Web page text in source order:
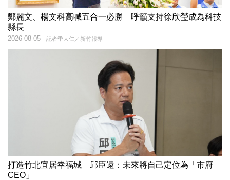
鄭麗文、楊文科高喊五合一必勝 呼籲支持徐欣瑩成為科技
縣長
記者季大仁／新竹報導
2026-08-05
打造竹北宜居幸福城 邱臣遠：未來將自己定位為「市府
CEO」